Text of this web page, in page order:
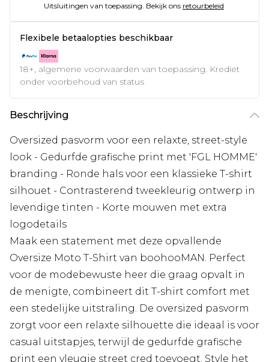
Uitsluitingen van toepassing. Bekijk ons retourbeleid
Flexibele betaalopties beschikbaar
18+, algemene voorwaarden van toepassing. Krediet
onder voorbehoud van status
Beschrijving
Oversized pasvorm voor een relaxte, street-style
look - Gedurfde grafische print met 'FGL HOMME'
branding - Ronde hals voor een klassieke T-shirt
silhouet - Contrasterend tweekleurig ontwerp in
levendige tinten - Korte mouwen met extra
logodetails
Maak een statement met deze opvallende
Oversize Moto T-Shirt van boohooMAN. Perfect
voor de modebewuste heer die graag opvalt in
de menigte, combineert dit T-shirt comfort met
een stedelijke uitstraling. De oversized pasvorm
zorgt voor een relaxte silhouette die ideaal is voor
casual uitstapjes, terwijl de gedurfde grafische
print een vleugje street cred toevoegt. Style het